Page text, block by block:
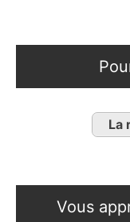
La
Vous